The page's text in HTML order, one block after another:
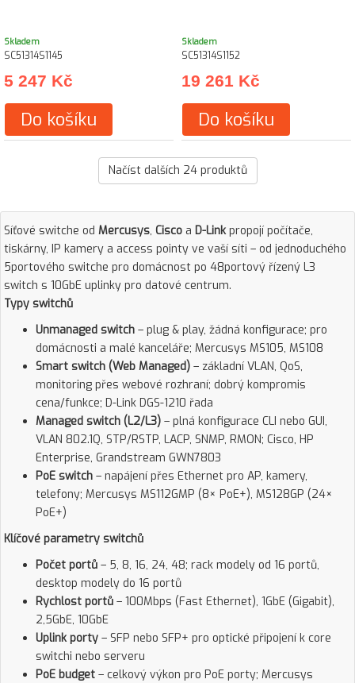
Skladem
SC51314S1145
5 247 Kč
Do košíku
Skladem
SC51314S1152
19 261 Kč
Do košíku
Načíst dalších 24produktů
Síťové switche od Mercusys, Cisco a D-Linkpropojí počítače,
tiskárny, IP kamery a access pointy ve vaší síti – od jednoduchého
5portového switche pro domácnost po 48portový řízený L3
switch s 10GbE uplinky pro datové centrum.
Typy switchů
Unmanaged switch – plug & play, žádná konfigurace; pro
domácnosti a malé kanceláře; Mercusys MS105, MS108
Smart switch (Web Managed) – základní VLAN, QoS,
monitoring přes webové rozhraní; dobrý kompromis
cena/funkce; D-Link DGS-1210 řada
Managed switch (L2/L3) – plná konfigurace CLI nebo GUI,
VLAN 802.1Q, STP/RSTP, LACP, SNMP, RMON; Cisco, HP
Enterprise, Grandstream GWN7803
PoE switch – napájení přes Ethernet pro AP, kamery,
telefony; Mercusys MS112GMP (8× PoE+), MS128GP (24×
PoE+)
Klíčové parametry switchů
Počet portů – 5, 8, 16, 24, 48; rack modely od 16 portů,
desktop modely do 16 portů
Rychlost portů – 100Mbps (Fast Ethernet), 1GbE (Gigabit),
2,5GbE, 10GbE
Uplink porty – SFP nebo SFP+ pro optické připojení k core
switchi nebo serveru
PoE budget – celkový výkon pro PoE porty; Mercusys